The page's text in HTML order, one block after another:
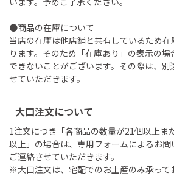
●商品の在庫について
当店の在庫は他店舗と共有しているため
ります。そのため「在庫あり」の表示の
できないことがございます。その際は、
せていただきます。
大口注文について
1注文につき「各商品の数量が21個以上ま
以上」の場合は、専用フォームによるお問
ご連絡させていただきます。
※大口注文は、宅配でのお土産のみ承って